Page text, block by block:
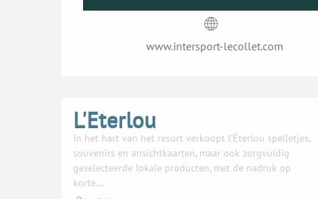
www.intersport-lecollet.com
L'Eterlou
In het hart van het resort verkoopt l'Éterlou spelletjes,
souvenirs en ansichtkaarten, maar ook zorgvuldig
geselecteerde lokale producten, met de nadruk op
korte...